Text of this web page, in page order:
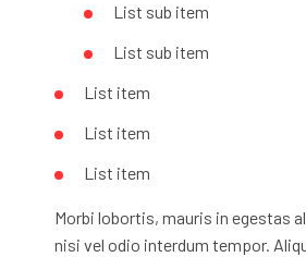
List sub item
List sub item
List item
List item
List item
Morbi lobortis, mauris in egestas
nisi vel odio interdum tempor.